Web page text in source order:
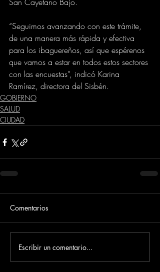
“Seguimos avanzando con este trámite,
de una manera más rápida y efectiva
para los ibaguereños, así que espérenos
que vamos a estar en todos estos sectores
con las encuestas”, indicó Karina
Ramírez, directora del Sisbén.
GOBIERNO
SALUD
CIUDAD
Comentarios
Escribir un comentario...